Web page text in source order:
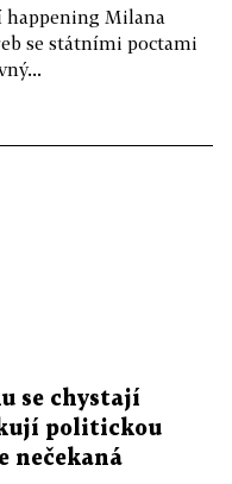
happening Milana
se státními poctami
se chystají
politickou
nečekaná